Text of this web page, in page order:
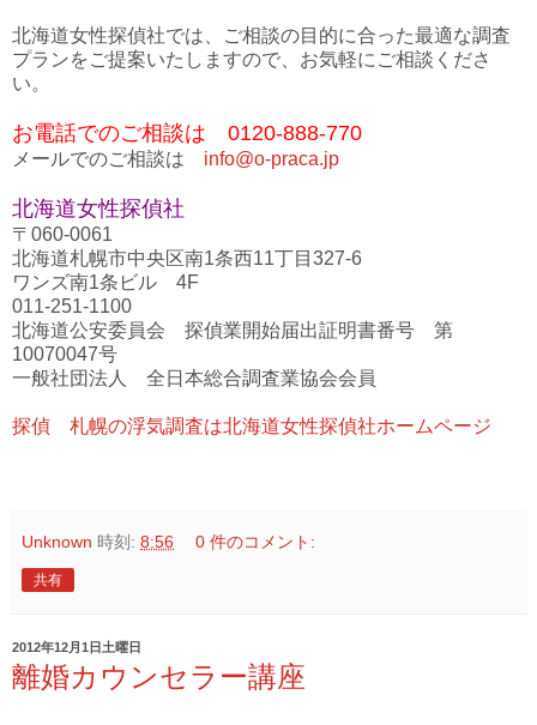
北海道女性探偵社では、ご相談の目的に合った最適な調査
プランをご提案いたしますので、お気軽にご相談くださ
い。
お電話でのご相談は 0120-888-770
メールでのご相談は info@o-praca.jp
北海道女性探偵社
〒060-0061
北海道札幌市中央区南1条西11丁目327-6
ワンズ南1条ビル 4F
011-251-1100
北海道公安委員会 探偵業開始届出証明書番号 第
10070047号
一般社団法人 全日本総合調査業協会会員
探偵 札幌の浮気調査は北海道女性探偵社ホームページ
Unknown 時刻: 8:56 0 件のコメント:
共有
2012年12月1日土曜日
離婚カウンセラー講座